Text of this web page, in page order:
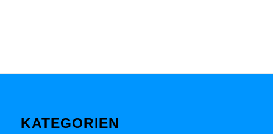
KATEGORIEN